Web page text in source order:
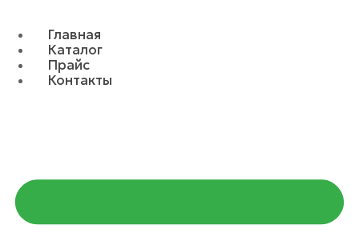
Главная
Каталог
Прайс
Контакты